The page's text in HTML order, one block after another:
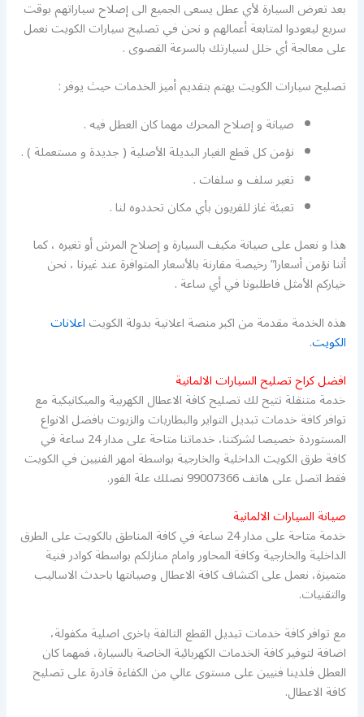
بعد تعرض السيارة لأي عطل يسعى الجميع الى إصلاح سياراتهم بوقت
سريع ليعودوا لمتابعة أعمالهم و نحن في تصليح سيارات الكويت نعمل
على معالجة أي خلل لسيارتك بالسرعة القصوى .
تصليح سيارات الكويت يهتم بتقديم أميز الخدمات حيث يوفر :
صيانة و إصلاح المحرك مهما كان العطل فيه .
نؤمن كل قطع الغيار البديلة الأصلية ( جديدة و مستعملة ) .
تغير سلف و سلفات .
تعبئة غاز للفريون بأي مكان تحددوه لنا .
هذا و نعمل على صيانة مكيف السيارة و إصلاح المرش أو تغيره ، كما
أننا نؤمن أسعارا” رخيصة مقارنة بالأسعار المتوافرة عند غيرنا ، نحن
خياركم الأمثل فاطلبونا في أي ساعة .
هذه الخدمة مقدمة من اكبر منصة اعلانية بدولة الكويتاعلانات
الكويت.
افضل كراح تصليح السيارات الالمانية
خدمة متنقلة تتيح لك تصليح كافة الاعطال الكهربية والميكانيكية مع
توافر كافة خدمات تبديل التواير والبطاريات والزيوت بافضل الانواع
المستوردة خصيصا لشركتنا، خدماتنا متاحة على مدار 24 ساعة في
كافة طرق الكويت الداخلية والخارجية بواسطة امهر الفنيين في الكويت
فقط اتصل على هاتف 99007366 نصلك علة الفور.
صيانة السيارات الالمانية
خدمة متاحة على مدار 24 ساعة في كافة المناطق بالكويت على الطرق
الداخلية والخارجية وكافة المحاور وامام منازلكم بواسطة كوادر فنية
متميزة، نعمل على اكتشاف كافة الاعطال وصيانتها باحدث الاساليب
والتقنيات.
مع توافر كافة خدمات تبديل القطع التالفة باخرى اصلية مكفولة،
اضافة لتوفير كافة الخدمات الكهربائية الخاصة بالسيارة، فمهما كان
العطل فلدينا فنيين على مستوى عالي من الكفاءة قادرة على تصليح
كافة الاعطال.